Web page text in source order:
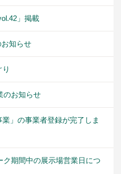
」掲載
お知らせ
のお知らせ
業」の事業者登録が完了しま
期間中の展示場営業日につ